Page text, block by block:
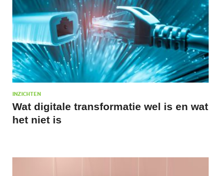
INZICHTEN
Wat digitale transformatie wel is en wat
het niet is